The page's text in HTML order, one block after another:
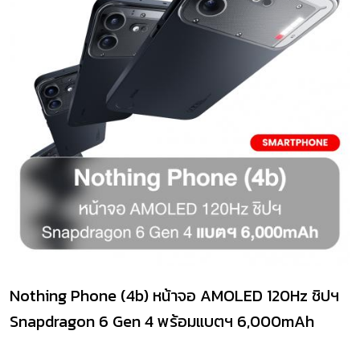
Nothing Phone (4b) หน้าจอ AMOLED 120Hz ชิปฯ
Snapdragon 6 Gen 4 พร้อมแบตฯ 6,000mAh